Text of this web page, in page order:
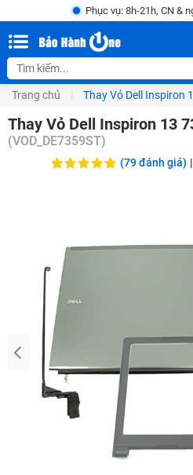
Phục vụ: 8h-21h, CN &
Trang chủ Thay Vỏ Dell Inspiron
Thay Vỏ Dell Inspiron 13
(VOD_DE7359ST)
(79 đánh giá) |